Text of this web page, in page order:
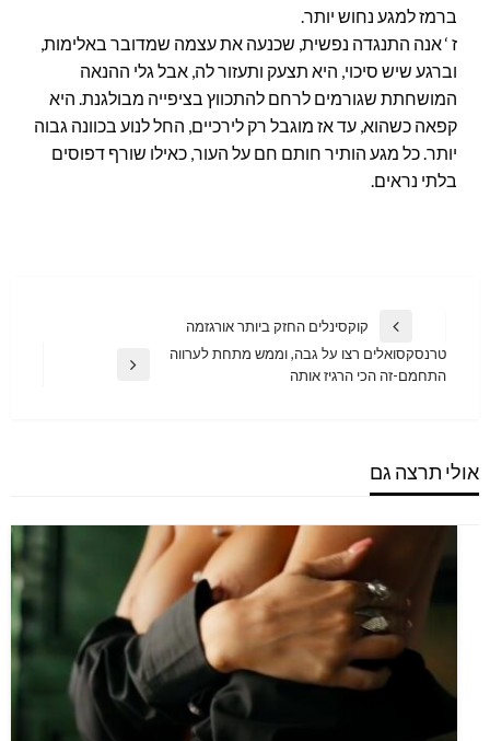
ברמז למגע נחוש יותר.
ז ‘ אנה התנגדה נפשית, שכנעה את עצמה שמדובר באלימות,
וברגע שיש סיכוי, היא תצעק ותעזור לה, אבל גלי ההנאה
המושחתת שגורמים לרחם להתכווץ בציפייה מבולגנת. היא
קפאה כשהוא, עד אז מוגבל רק לירכיים, החל לנוע בכוונה גבוה
יותר. כל מגע הותיר חותם חם על העור, כאילו שורף דפוסים
בלתי נראים.
navigation
Previous
Post
קוקסינלים החזק ביותר אורגזמה
Next
טרנסקסואלים רצו על גבה, וממש מתחת לערווה
התחמם-זה הכי הרגיז אותה
אולי תרצה גם